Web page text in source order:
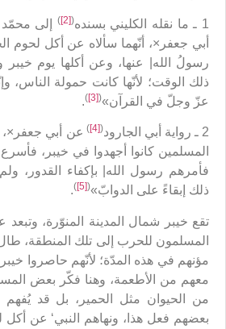
1 ـ ما نقله الكليني بسنده (
[2]
)
إلى
أبي جعفر×، أنّهما سألاه عن أكل لحوم‏
رسولُ الله| عنها، وعن أكلها يوم خيبر
ذلك الوقت؛ لأنّها كانت حمولة الناس،‏
عزّ وجلّ في القرآن»(
[3]
)
.
2 ـ رواية أبي الجارود (
[4]
) عن أبي
المسلمين كانوا أجهدوا في خيبر،
فأمرهم رسول الله| بإكفاء القدور،
ذلك إبقاءً على الدوابّ»(
[5]
)
.
تقع خيبر شمال المدينة المنوّرة، وتبعد
المسلمون للحرب إلى تلك المنطقة، طال
مؤنهم في هذه المدّة؛ لأنّهم حاصروا خيبر
معهم من الأطعمة، وهنا فكّر بعض
من الحيوان مثل الحمير، بل قد
بعضهم فعل هذا، ونهاهم النبي‘ عن